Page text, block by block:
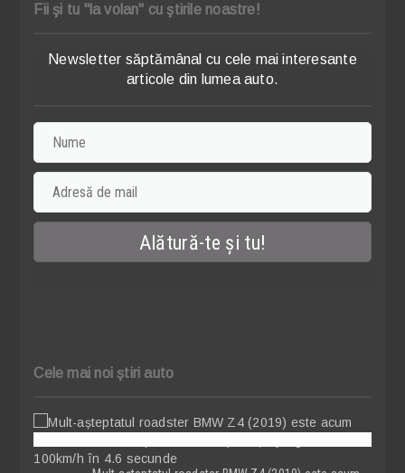
Fii şi tu "la volan" cu ştirile noastre!
Newsletter săptămânal cu cele mai interesante
articole din lumea auto.
Cele mai noi știri auto